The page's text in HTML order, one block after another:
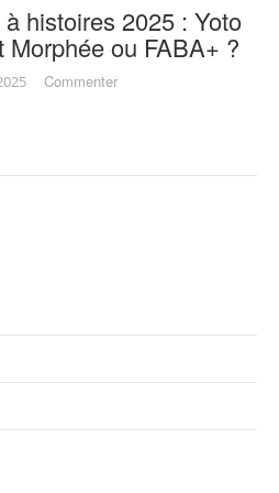
histoires 2025 : Yoto
Morphée ou FABA+ ?
Commenteron
2025
FABA+